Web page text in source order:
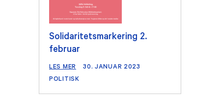
Solidaritetsmarkering 2.
februar
LES MER
30. JANUAR 2023
POLITISK